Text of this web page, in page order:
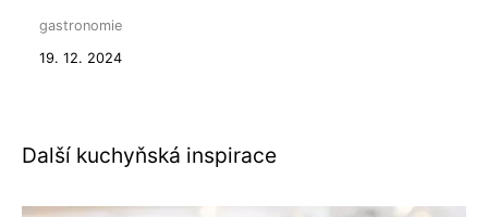
gastronomie
19. 12. 2024
Další kuchyňská inspirace